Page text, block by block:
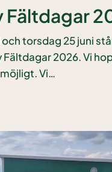
Fältdagar
torsdag 25 juni
Fältdagar 2026. Vi
Vi…